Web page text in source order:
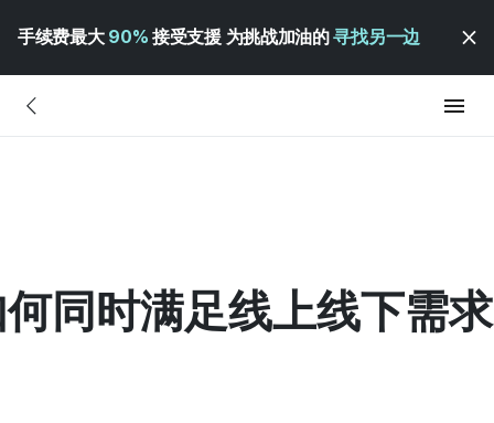
手续费最大 90% 接受支援 为挑战加油的寻找另一边
同时满足线上线下需求